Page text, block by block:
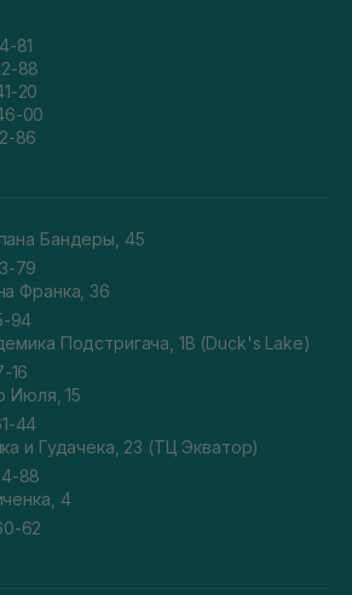
81
88
20
00
86
Бандеры, 45
79
Франка, 36
94
Подстригача, 1В (Duck's Lake)
16
Июля, 15
44
и Гудачека, 23 (ТЦ Экватор)
88
4
62